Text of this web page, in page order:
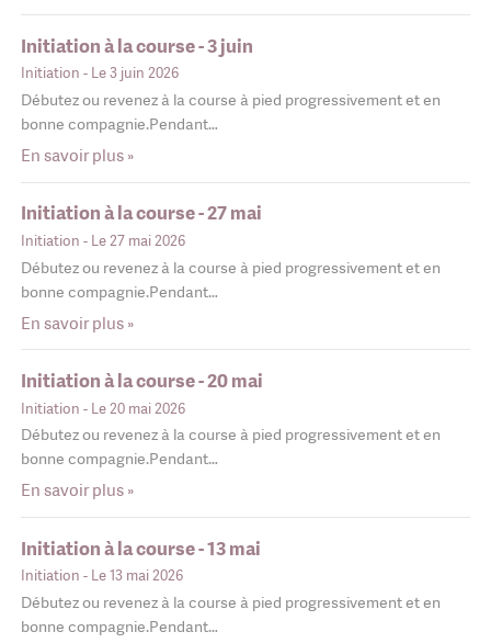
Initiation à la course - 3 juin
Initiation - Le 3 juin 2026
Débutez ou revenez à la course à pied progressivement et en
bonne compagnie.Pendant…
En savoir plus »
Initiation à la course - 27 mai
Initiation - Le 27 mai 2026
Débutez ou revenez à la course à pied progressivement et en
bonne compagnie.Pendant…
En savoir plus »
Initiation à la course - 20 mai
Initiation - Le 20 mai 2026
Débutez ou revenez à la course à pied progressivement et en
bonne compagnie.Pendant…
En savoir plus »
Initiation à la course - 13 mai
Initiation - Le 13 mai 2026
Débutez ou revenez à la course à pied progressivement et en
bonne compagnie.Pendant…